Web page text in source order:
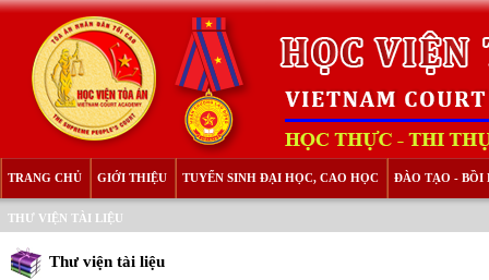
TRANG CHỦ GIỚI THIỆU TUYỂN SINH ĐẠI HỌC, CAO HỌC ĐÀO TẠO - BỒI
THƯ VIỆN TÀI LIỆU
Thư viện tài liệu